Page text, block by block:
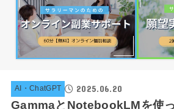
AI・ChatGPT 2025.06.20
GammaとNotebookLMを使っ